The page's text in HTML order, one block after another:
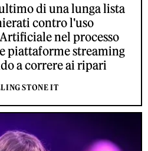
di una lunga lista
contro l'uso
nel processo
piattaforme streaming
a correre ai ripari
STONE IT